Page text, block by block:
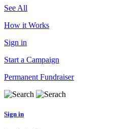
See All
How it Works
Sign in
Start a Campaign
Permanent Fundraiser
Sign in